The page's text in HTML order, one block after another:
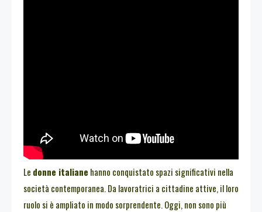
Le donne italiane hanno conquistato spazi significativi nella
società contemporanea. Da lavoratrici a cittadine attive, il loro
ruolo si è ampliato in modo sorprendente. Oggi, non sono più